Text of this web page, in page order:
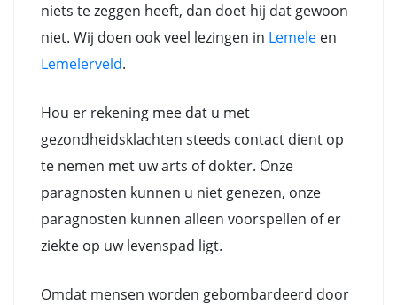
niets te zeggen heeft, dan doet hij dat gewoon
niet. Wij doen ook veel lezingen in Lemele en
Lemelerveld.
Hou er rekening mee dat u met
gezondheidsklachten steeds contact dient op
te nemen met uw arts of dokter. Onze
paragnosten kunnen u niet genezen, onze
paragnosten kunnen alleen voorspellen of er
ziekte op uw levenspad ligt.
Omdat mensen worden gebombardeerd door